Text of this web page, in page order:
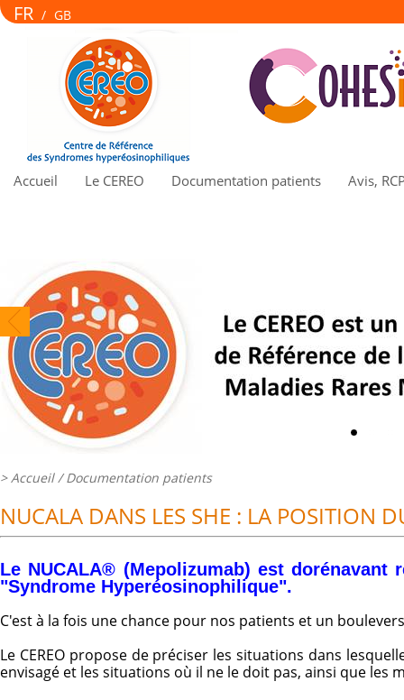
FR / GB
Accueil Le CEREO Documentation patients Avis,
>Accueil/ Documentation patients
NUCALA DANS LES SHE : LA POSITION
Le NUCALA® (Mepolizumab) est dorénavant
"Syndrome Hyperéosinophilique".
C'est à la fois une chance pour nos patients et un
Le CEREO propose de préciser les situations dans
envisagé et les situations où il ne le doit pas, ainsi que les